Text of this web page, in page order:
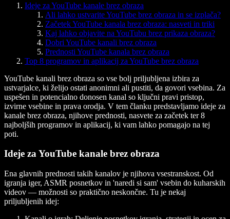
Ideje za YouTube kanale brez obraza
Ali lahko ustvarite YouTube brez obraza in se izplača?
Začetek YouTube kanala brez obraza: nasveti in triki
Kaj lahko objavite na YouTubu brez prikaza obraza?
Dobri YouTube kanali brez obraza
Prednosti YouTube kanala brez obraza
Top 8 programov in aplikacij za YouTube brez obraza
YouTube kanali brez obraza so vse bolj priljubljena izbira za
ustvarjalce, ki želijo ostati anonimni ali pustiti, da govori vsebina. Za
uspešen in potencialno donosen kanal so ključni pravi pristop,
izvirne vsebine in prava orodja. V tem članku predstavljamo ideje za
kanale brez obraza, njihove prednosti, nasvete za začetek ter 8
najboljših programov in aplikacij, ki vam lahko pomagajo na tej
poti.
Ideje za YouTube kanale brez obraza
Ena glavnih prednosti takih kanalov je njihova vsestranskost. Od
igranja iger, ASMR posnetkov in 'naredi si sam' vsebin do kuharskih
videov — možnosti so praktično neskončne. Tu je nekaj
priljubljenih idej: